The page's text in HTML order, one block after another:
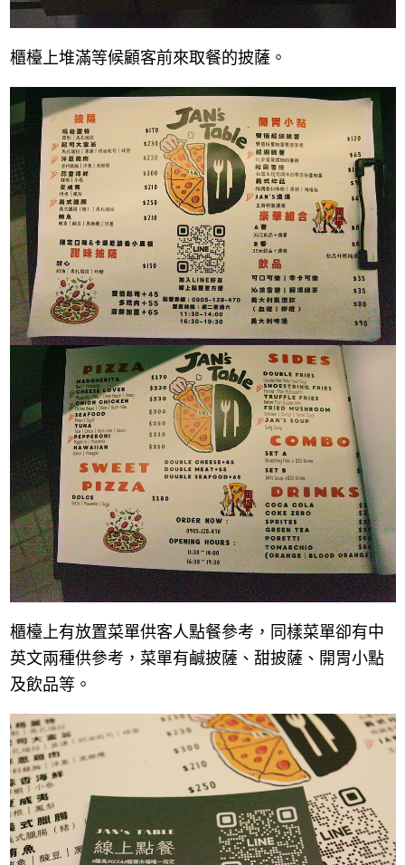
櫃檯上堆滿等候顧客前來取餐的披薩。
櫃檯上有放置菜單供客人點餐參考，同樣菜單卻有中
英文兩種供參考，菜單有鹹披薩、甜披薩、開胃小點
及飲品等。